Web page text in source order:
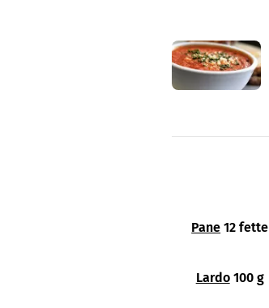
Pane 12 fette
Lardo 100 g